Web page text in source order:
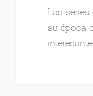
Las series
su época